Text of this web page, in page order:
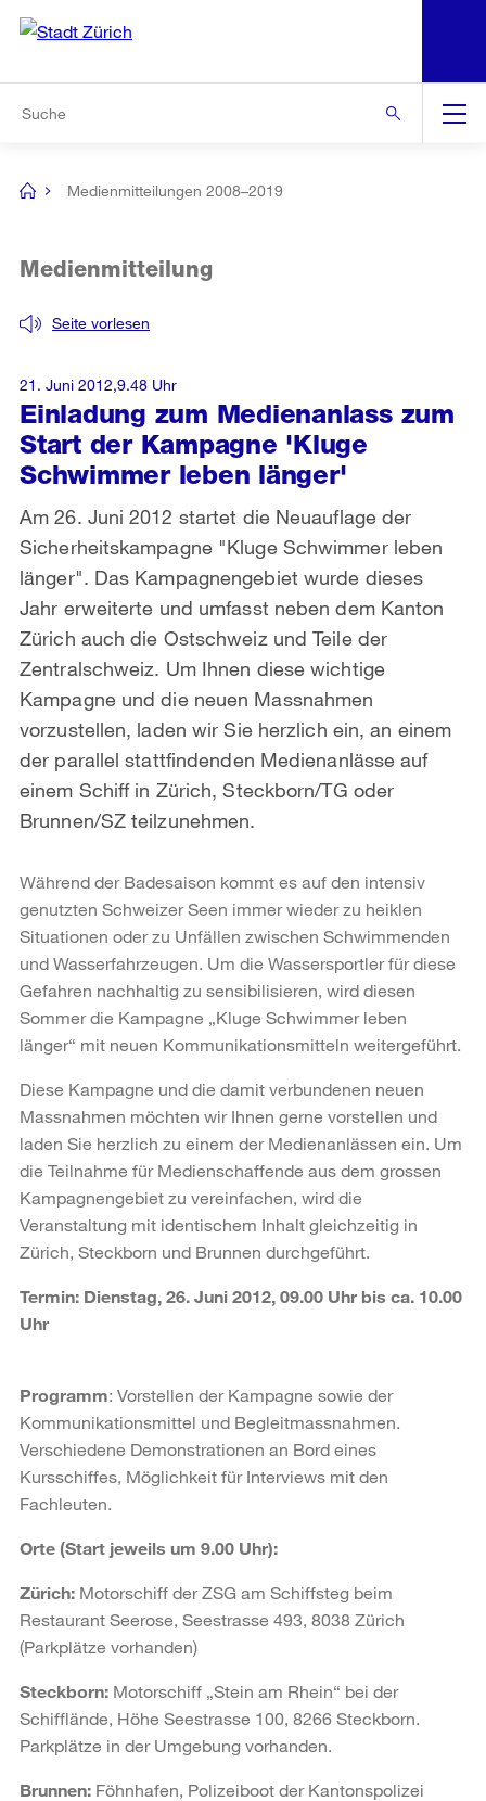
Navigation
[no
Medienmitteilungen 2008–2019
Einladung zum Medienanlass zum
Start der Kampagne 'Kluge
Schwimmer leben länger'
Seite vorlesen
Medienmitteilung
Am 26. Juni 2012 startet die Neuauflage der
Sicherheitskampagne "Kluge Schwimmer leben
länger". Das Kampagnengebiet wurde dieses
Jahr erweiterte und umfasst neben dem Kanton
Zürich auch die Ostschweiz und Teile der
Zentralschweiz. Um Ihnen diese wichtige
Kampagne und die neuen Massnahmen
vorzustellen, laden wir Sie herzlich ein, an einem
der parallel stattfindenden Medienanlässe auf
einem Schiff in Zürich, Steckborn/TG oder
Brunnen/SZ teilzunehmen.
21. Juni 2012,9.48 Uhr
Während der Badesaison kommt es auf den intensiv
genutzten Schweizer Seen immer wieder zu heiklen
Situationen oder zu Unfällen zwischen Schwimmenden
und Wasserfahrzeugen. Um die Wassersportler für diese
Gefahren nachhaltig zu sensibilisieren, wird diesen
Sommer die Kampagne „Kluge Schwimmer leben
länger“ mit neuen Kommunikationsmitteln weitergeführt.
Diese Kampagne und die damit verbundenen neuen
Massnahmen möchten wir Ihnen gerne vorstellen und
laden Sie herzlich zu einem der Medienanlässen ein. Um
die Teilnahme für Medienschaffende aus dem grossen
Kampagnengebiet zu vereinfachen, wird die
Veranstaltung mit identischem Inhalt gleichzeitig in
Zürich, Steckborn und Brunnen durchgeführt.
Termin: Dienstag, 26. Juni 2012, 09.00 Uhr bis ca. 10.00
Uhr
Programm: Vorstellen der Kampagne sowie der
Kommunikationsmittel und Begleitmassnahmen.
Verschiedene Demonstrationen an Bord eines
Kursschiffes, Möglichkeit für Interviews mit den
Fachleuten.
Orte (Start jeweils um 9.00 Uhr):
Zürich: Motorschiff der ZSG am Schiffsteg beim
Restaurant Seerose, Seestrasse 493, 8038 Zürich
(Parkplätze vorhanden)
Steckborn: Motorschiff „Stein am Rhein“ bei der
Schifflände, Höhe Seestrasse 100, 8266 Steckborn.
Parkplätze in der Umgebung vorhanden.
Brunnen: Föhnhafen, Polizeiboot der Kantonspolizei